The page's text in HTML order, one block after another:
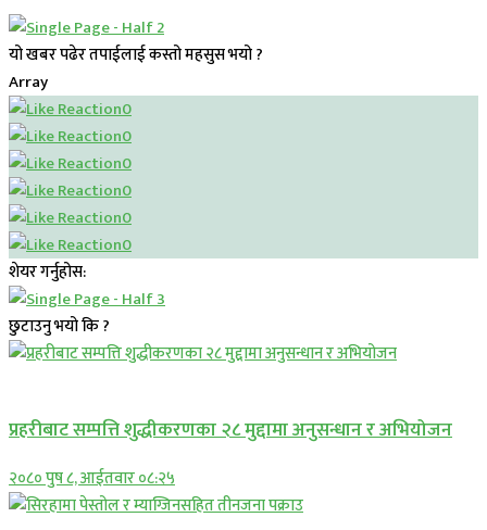
यो खबर पढेर तपाईलाई कस्तो महसुस भयो ?
Array
0
0
0
0
0
0
शेयर गर्नुहोस:
छुटाउनु भयो कि ?
प्रहरीबाट सम्पत्ति शुद्धीकरणका २८ मुद्दामा अनुसन्धान र अभियोजन
२०८० पुष ८, आईतवार ०८:२५